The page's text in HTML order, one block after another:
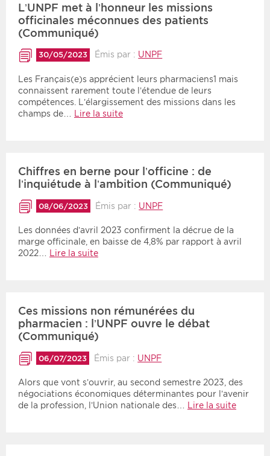
L’UNPF met à l’honneur les missions
officinales méconnues des patients
(Communiqué)
30/05/2023 Émis par : UNPF
Les Français(e)s apprécient leurs pharmaciens1 mais
connaissent rarement toute l’étendue de leurs
compétences. L’élargissement des missions dans les
champs de…
Lire la suite
Chiffres en berne pour l’officine : de
l’inquiétude à l’ambition (Communiqué)
08/06/2023 Émis par : UNPF
Les données d’avril 2023 confirment la décrue de la
marge officinale, en baisse de 4,8% par rapport à avril
2022…
Lire la suite
Ces missions non rémunérées du
pharmacien : l’UNPF ouvre le débat
(Communiqué)
06/07/2023 Émis par : UNPF
Alors que vont s’ouvrir, au second semestre 2023, des
négociations économiques déterminantes pour l’avenir
de la profession, l’Union nationale des… Lire la suite